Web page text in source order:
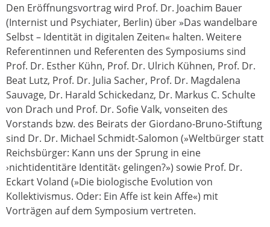
Den Eröffnungsvortrag wird Prof. Dr. Joachim Bauer
(Internist und Psychiater, Berlin) über »Das wandelbare
Selbst – Identität in digitalen Zeiten« halten. Weitere
Referentinnen und Referenten des Symposiums sind
Prof. Dr. Esther Kühn, Prof. Dr. Ulrich Kühnen, Prof. Dr.
Beat Lutz, Prof. Dr. Julia Sacher, Prof. Dr. Magdalena
Sauvage, Dr. Harald Schickedanz, Dr. Markus C. Schulte
von Drach und Prof. Dr. Sofie Valk, vonseiten des
Vorstands bzw. des Beirats der Giordano-Bruno-Stiftung
sind Dr. Dr. Michael Schmidt-Salomon (»Weltbürger statt
Reichsbürger: Kann uns der Sprung in eine
›nichtidentitäre Identität‹ gelingen?») sowie Prof. Dr.
Eckart Voland (»Die biologische Evolution von
Kollektivismus. Oder: Ein Affe ist kein Affe«) mit
Vorträgen auf dem Symposium vertreten.